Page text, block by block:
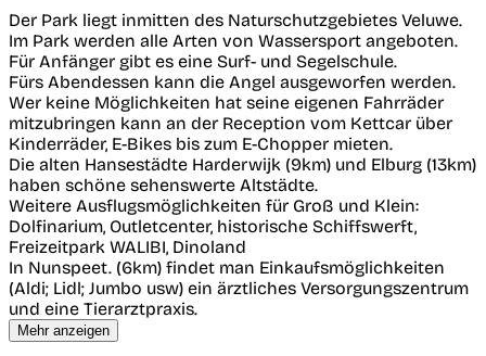
Der Park liegt inmitten des Naturschutzgebietes Veluwe.
Im Park werden alle Arten von Wassersport angeboten.
Für Anfänger gibt es eine Surf- und Segelschule.
Fürs Abendessen kann die Angel ausgeworfen werden.
Wer keine Möglichkeiten hat seine eigenen Fahrräder
mitzubringen kann an der Reception vom Kettcar über
Kinderräder, E-Bikes bis zum E-Chopper mieten.
Die alten Hansestädte Harderwijk (9km) und Elburg (13km)
haben schöne sehenswerte Altstädte.
Weitere Ausflugsmöglichkeiten für Groß und Klein:
Dolfinarium, Outletcenter, historische Schiffswerft,
Freizeitpark WALIBI, Dinoland
In Nunspeet. (6km) findet man Einkaufsmöglichkeiten
(Aldi; Lidl; Jumbo usw) ein ärztliches Versorgungszentrum
und eine Tierarztpraxis.
Mehr anzeigen